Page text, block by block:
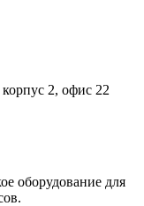
2, офис 22
оборудование для